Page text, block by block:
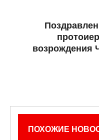
возрождения
ПОХОЖИЕ